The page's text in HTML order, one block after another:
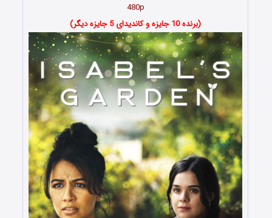
480p
(برنده 10 جایزه و کاندیدای 5 جایزه دیگر)